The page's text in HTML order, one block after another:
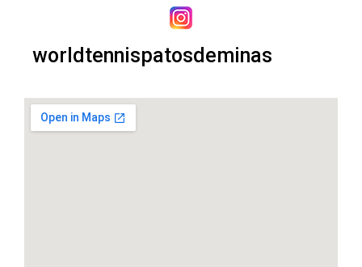
worldtennispatosdeminas